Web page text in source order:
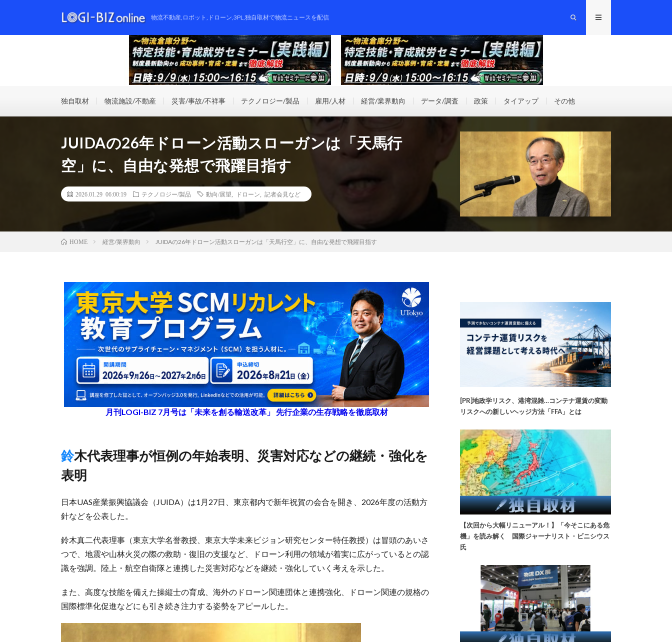
物流不動産,ロボット,ドローン,3PL,独自取材で物流ニュースを配信
独自取材 物流施設/不動産 災害/事故/不祥事 テクノロジー/製品 雇用/人材 経営/業界動向 データ/調査 政策 タイアップ その他
JUIDAの26年ドローン活動スローガンは「天馬行
空」に、自由な発想で飛躍目指す
2026.01.29 06:00:19 テクノロジー/製品 動向/展望 ドローン 記者会見など
HOME 経営/業界動向 JUIDAの26年ドローン活動スローガンは「天馬行空」に、自由な発想で飛躍目指す
月刊LOGI-BIZ 7月号は「未来を創る輸送改革」 先行企業の生存戦略を徹底取材
鈴木代表理事が恒例の年始表明、災害対応などの継続・強化を
表明
日本UAS産業振興協議会（JUIDA）は1月27日、東京都内で新年祝賀の会合を開き、2026年度の活動方
針などを公表した。
鈴木真二代表理事（東京大学名誉教授、東京大学未来ビジョン研究センター特任教授）は冒頭のあいさ
つで、地震や山林火災の際の救助・復旧の支援など、ドローン利用の領域が着実に広がっているとの認
識を強調。陸上・航空自衛隊と連携した災害対応などを継続・強化していく考えを示した。
また、高度な技能を備えた操縦士の育成、海外のドローン関連団体と連携強化、ドローン関連の規格の
国際標準化促進などにも引き続き注力する姿勢をアピールした。
[PR]地政学リスク、港湾混雑…コンテナ運賃の変動
リスクへの新しいヘッジ方法「FFA」とは
【次回から大幅リニューアル！】「今そこにある危
機」を読み解く 国際ジャーナリスト・ビニシウス
氏